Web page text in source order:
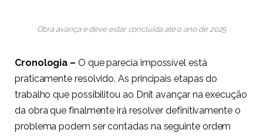
Obra avança e deve estar concluída até o ano de 2025
Cronologia – O que parecia impossível está
praticamente resolvido. As principais etapas do
trabalho que possibilitou ao Dnit avançar na execução
da obra que finalmente irá resolver definitivamente o
problema podem ser contadas na seguinte ordem